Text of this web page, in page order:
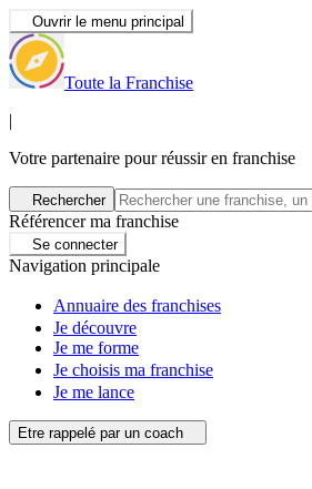
Ouvrir le menu principal
Toute la Franchise
|
Votre partenaire pour réussir en franchise
Rechercher
Référencer ma franchise
Se connecter
Navigation principale
Annuaire des franchises
Je découvre
Je me forme
Je choisis ma franchise
Je me lance
Etre rappelé par un coach